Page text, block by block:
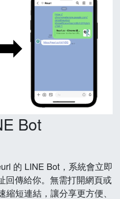
Bot
的 LINE Bot，系統會立即
回傳給你。無需打開網頁或
短連結，讓分享更方便、